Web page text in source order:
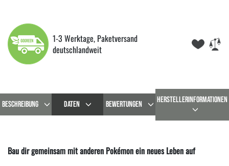
1-3 Werktage, Paketversand
deutschlandweit
BESCHREIBUNG DATEN BEWERTUNGEN HERSTELLERINFORMATIONEN
Bau dir gemeinsam mit anderen Pokémon ein neues Leben auf